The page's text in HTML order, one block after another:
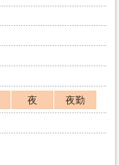
夜
夜勤